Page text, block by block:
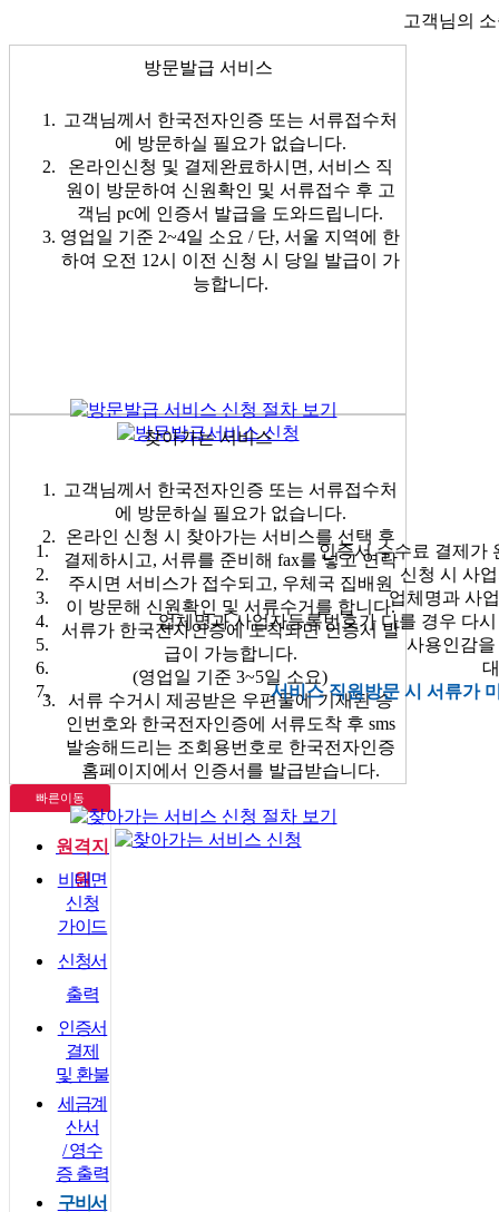
고객님의
방문발급 서비스
고객님께서 한국전자인증 또는 서류접수처
에 방문하실 필요가 없습니다.
온라인신청 및 결제완료하시면, 서비스 직
원이 방문하여 신원확인 및 서류접수 후 고
객님 pc에 인증서 발급을 도와드립니다.
영업일 기준 2~4일 소요 / 단, 서울 지역에 한
하여 오전 12시 이전 신청 시 당일 발급이 가
능합니다.
찾아가는 서비스
고객님께서 한국전자인증 또는 서류접수처
에 방문하실 필요가 없습니다.
온라인 신청 시 찾아가는 서비스를 선택 후
결제하시고, 서류를 준비해 fax를 넣고 연락
주시면 서비스가 접수되고, 우체국 집배원
이 방문해 신원확인 및 서류수거를 합니다.
서류가 한국전자인증에 도착되면 인증서 발
급이 가능합니다.
(영업일 기준 3~5일 소요)
서류 수거시 제공받은 우편물에 기재된 승
인번호와 한국전자인증에 서류도착 후 sms
발송해드리는 조회용번호로 한국전자인증
홈페이지에서 인증서를 발급받습니다.
인증서 수수료 결제가
신청 시 사
업체명과 사
업체명과 사업자등록번호가 다를 경우 다
사용인감
서비스 직원방문 시 서류가
빠른이동
원격지
원
비대면
신청
가이드
신청서
출력
인증서
결제
및 환불
세금계
산서
/ 영수
증 출력
구비서